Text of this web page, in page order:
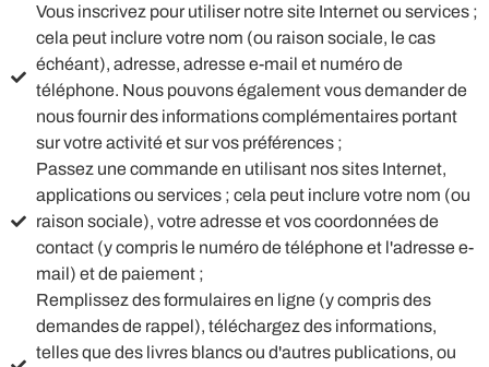
Vous inscrivez pour utiliser notre site Internet ou services ;
cela peut inclure votre nom (ou raison sociale, le cas
échéant), adresse, adresse e-mail et numéro de
téléphone. Nous pouvons également vous demander de
nous fournir des informations complémentaires portant
sur votre activité et sur vos préférences ;
Passez une commande en utilisant nos sites Internet,
applications ou services ; cela peut inclure votre nom (ou
raison sociale), votre adresse et vos coordonnées de
contact (y compris le numéro de téléphone et l'adresse e-
mail) et de paiement ;
Remplissez des formulaires en ligne (y compris des
demandes de rappel), téléchargez des informations,
telles que des livres blancs ou d'autres publications, ou